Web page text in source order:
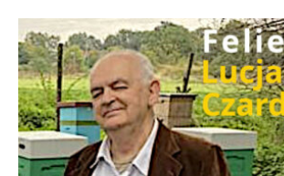
wyjście z jej struktur.
jestem zdecydowanym
Polski w Unii Europejskiej, a
opuszczenie przez nią struktur
dla mnie największą porażkę w